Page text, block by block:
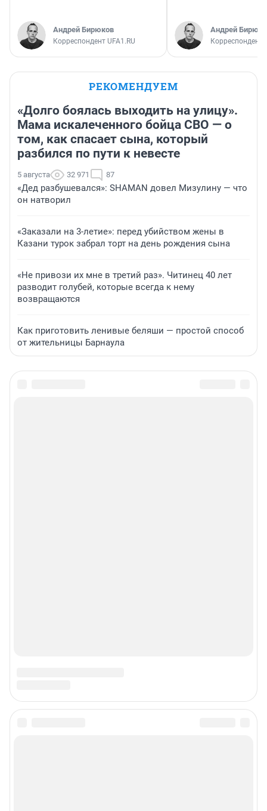
Андрей Бирюков
Корреспондент UFA1.RU
Андрей
Корреспондент
РЕКОМЕНДУЕМ
«Долго боялась выходить на улицу».
Мама искалеченного бойца СВО — о
том, как спасает сына, который
разбился по пути к невесте
5 августа 32 971 87
«Дед разбушевался»: SHAMAN довел Мизулину — что
он натворил
«Заказали на 3-летие»: перед убийством жены в
Казани турок забрал торт на день рождения сына
«Не привози их мне в третий раз». Читинец 40 лет
разводит голубей, которые всегда к нему
возвращаются
Как приготовить ленивые беляши — простой способ
от жительницы Барнаула